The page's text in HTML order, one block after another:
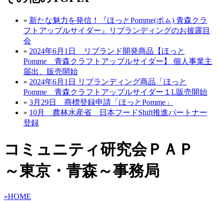
» 新たな魅力を発信！『ほっとPomme(ポㇺ) 青森クラ
フトアップルサイダー』リブランディングのお披露目
会
» 2024年6月1日 リブランド開発商品【ほっと
Pomme 青森クラフトアップルサイダー】 個人事業主
届出、販売開始
» 2024年6月1日 リブランディング商品「ほっと
Pomme 青森クラフトアップルサイダー１L販売開始
» 3月29日 商標登録申請「ほっとPomme」
» 10月 農林水産省 日本フードShift推進パートナー
登録
コミュニティ研究会ＰＡＰ
～東京・青森～事務局
»HOME